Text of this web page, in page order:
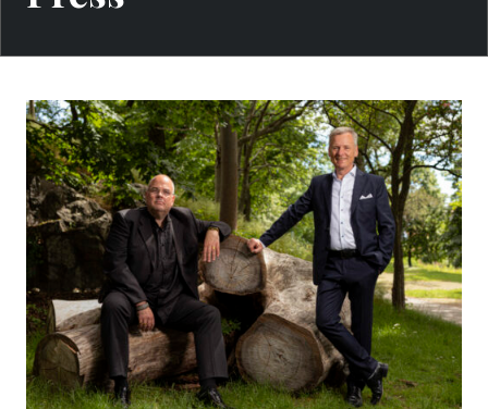
Om oss
Styrelsen
Media
Press
Kontakt